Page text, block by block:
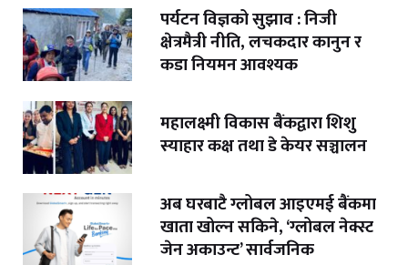
पर्यटन विज्ञको सुझाव : निजी
क्षेत्रमैत्री नीति, लचकदार कानुन र
कडा नियमन आवश्यक
महालक्ष्मी विकास बैंकद्वारा शिशु
स्याहार कक्ष तथा डे केयर सञ्चालन
अब घरबाटै ग्लोबल आइएमई बैंकमा
खाता खोल्न सकिने, ‘ग्लोबल नेक्स्ट
जेन अकाउन्ट’ सार्वजनिक